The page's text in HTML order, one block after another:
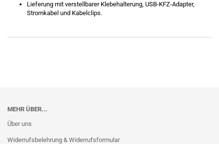
Lieferung mit verstellbarer Klebehalterung, USB-KFZ-Adapter,
Stromkabel und Kabelclips.
MEHR ÜBER...
Über uns
Widerrufsbelehrung & Widerrufsformular